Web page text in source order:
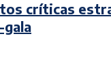
críticas